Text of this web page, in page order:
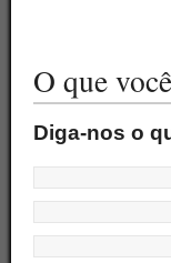
O que
Diga-nos o